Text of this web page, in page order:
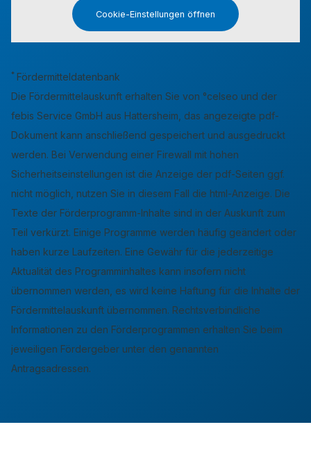
Cookie-Einstellungen öffnen
* Fördermitteldatenbank
Die Fördermittelauskunft erhalten Sie von °celseo und der
febis Service GmbH aus Hattersheim, das angezeigte pdf-
Dokument kann anschließend gespeichert und ausgedruckt
werden. Bei Verwendung einer Firewall mit hohen
Sicherheitseinstellungen ist die Anzeige der pdf-Seiten ggf.
nicht möglich, nutzen Sie in diesem Fall die html-Anzeige. Die
Texte der Förderprogramm-Inhalte sind in der Auskunft zum
Teil verkürzt. Einige Programme werden häufig geändert oder
haben kurze Laufzeiten. Eine Gewähr für die jederzeitige
Aktualität des Programminhaltes kann insofern nicht
übernommen werden, es wird keine Haftung für die Inhalte der
Fördermittelauskunft übernommen. Rechtsverbindliche
Informationen zu den Förderprogrammen erhalten Sie beim
jeweiligen Fördergeber unter den genannten
Antragsadressen.